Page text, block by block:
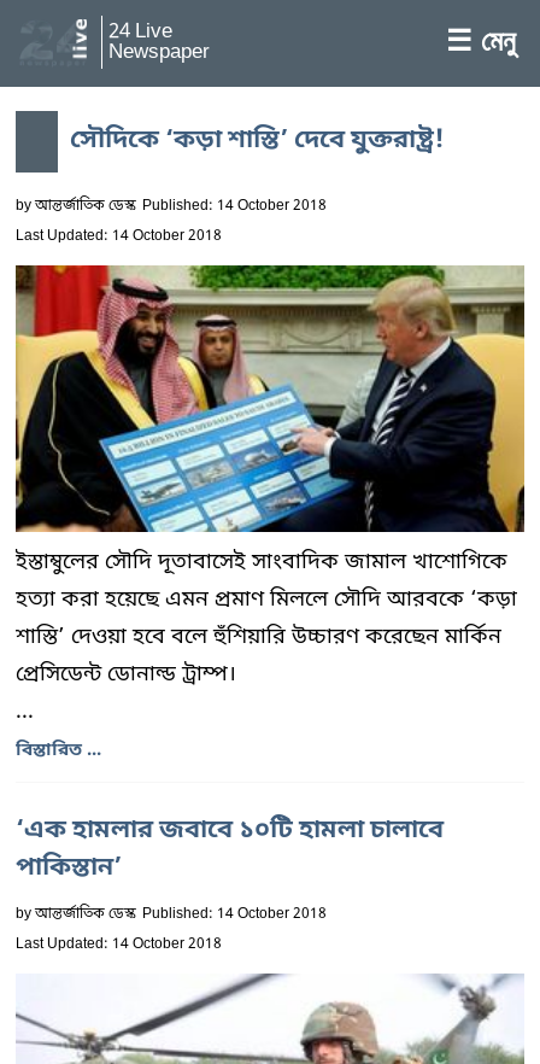
24 Live
Newspaper ☰ মেনু
সৌদিকে ‘কড়া শাস্তি’ দেবে যুক্তরাষ্ট্র!
byআন্তর্জাতিক ডেস্ক Published: 14 October 2018
Last Updated: 14 October 2018
ইস্তাম্বুলের সৌদি দূতাবাসেই সাংবাদিক জামাল খাশোগিকে
হত্যা করা হয়েছে এমন প্রমাণ মিললে সৌদি আরবকে ‘কড়া
শাস্তি’ দেওয়া হবে বলে হুঁশিয়ারি উচ্চারণ করেছেন মার্কিন
প্রেসিডেন্ট ডোনাল্ড ট্রাম্প।
...
বিস্তারিত ...
‘এক হামলার জবাবে ১০টি হামলা চালাবে
পাকিস্তান’
byআন্তর্জাতিক ডেস্ক Published: 14 October 2018
Last Updated: 14 October 2018